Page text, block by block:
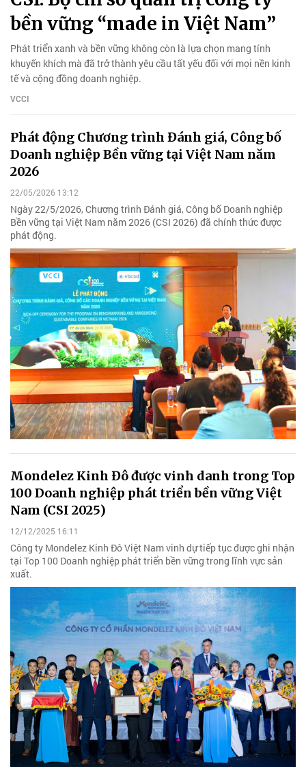
bền vững “made in Việt Nam”
Phát triển xanh và bền vững không còn là lựa chọn mang tính
khuyến khích mà đã trở thành yêu cầu tất yếu đối với mọi nền kinh
tế và cộng đồng doanh nghiệp.
VCCI
Phát động Chương trình Đánh giá, Công bố
Doanh nghiệp Bền vững tại Việt Nam năm
2026
22/05/2026 13:12
Ngày 22/5/2026, Chương trình Đánh giá, Công bố Doanh nghiệp
Bền vững tại Việt Nam năm 2026 (CSI 2026) đã chính thức được
phát động.
Mondelez Kinh Đô được vinh danh trong Top
100 Doanh nghiệp phát triển bền vững Việt
Nam (CSI 2025)
12/12/2025 16:11
Công ty Mondelez Kinh Đô Việt Nam vinh dự tiếp tục được ghi nhận
tại Top 100 Doanh nghiệp phát triển bền vững trong lĩnh vực sản
xuất.